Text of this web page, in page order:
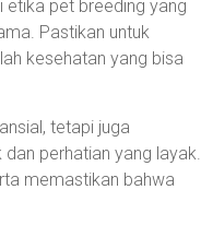
etika pet breeding yang
Pastikan untuk
kesehatan yang bisa
tetapi juga
perhatian yang layak.
memastikan bahwa